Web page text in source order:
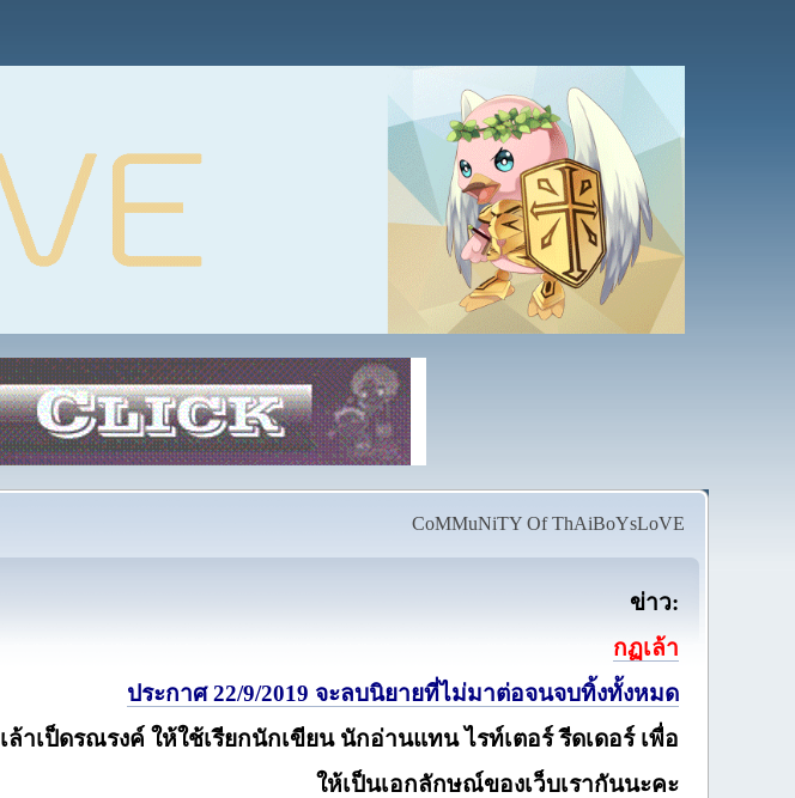
CoMMuNiTY Of ThAiBoYsLoVE
ข่าว:
กฏเล้า
ประกาศ 22/9/2019 จะลบนิยายที่ไม่มาต่อจนจบทิ้งทั้งหมด
เล้าเป็ดรณรงค์ ให้ใช้เรียกนักเขียน นักอ่านแทน ไรท์เตอร์ รีดเดอร์ เพื่อ
ให้เป็นเอกลักษณ์ของเว็บเรากันนะคะ